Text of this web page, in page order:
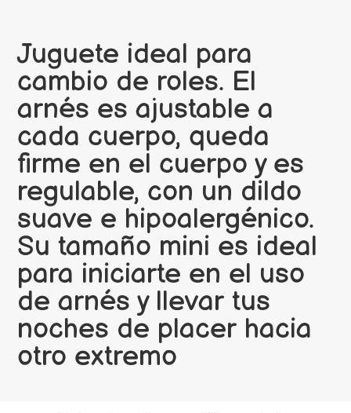
Juguete ideal para
cambio de roles. El
arnés es ajustable a
cada cuerpo, queda
firme en el cuerpo y es
regulable, con un dildo
suave e hipoalergénico.
Su tamaño mini es ideal
para iniciarte en el uso
de arnés y llevar tus
noches de placer hacia
otro extremo